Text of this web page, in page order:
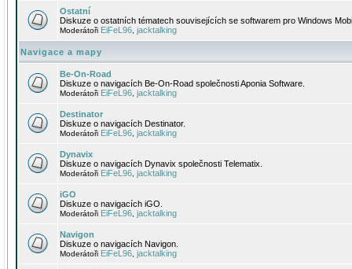
Ostatní
Diskuze o ostatních tématech souvisejících se softwarem pro Windows
Moderátoři EiFeL96 jacktalking
Navigace a mapy
Be-On-Road
Diskuze o navigacích Be-On-Road společnosti Aponia Software.
Moderátoři EiFeL96 jacktalking
Destinator
Diskuze o navigacích Destinator.
Moderátoři EiFeL96 jacktalking
Dynavix
Diskuze o navigacích Dynavix společnosti Telematix.
Moderátoři EiFeL96 jacktalking
iGO
Diskuze o navigacích iGO.
Moderátoři EiFeL96 jacktalking
Navigon
Diskuze o navigacích Navigon.
Moderátoři EiFeL96 jacktalking